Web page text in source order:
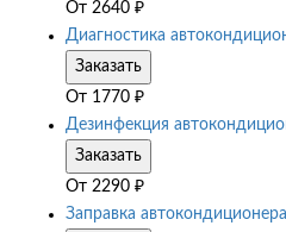
От 2640 ₽
Диагностика
Заказать
От 1770 ₽
Дезинфекция
Заказать
От 2290 ₽
Заправка автокондиционера